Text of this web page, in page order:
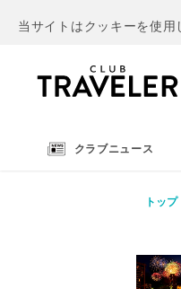
当サイトはクッキーを使
クラブニュース
トップ